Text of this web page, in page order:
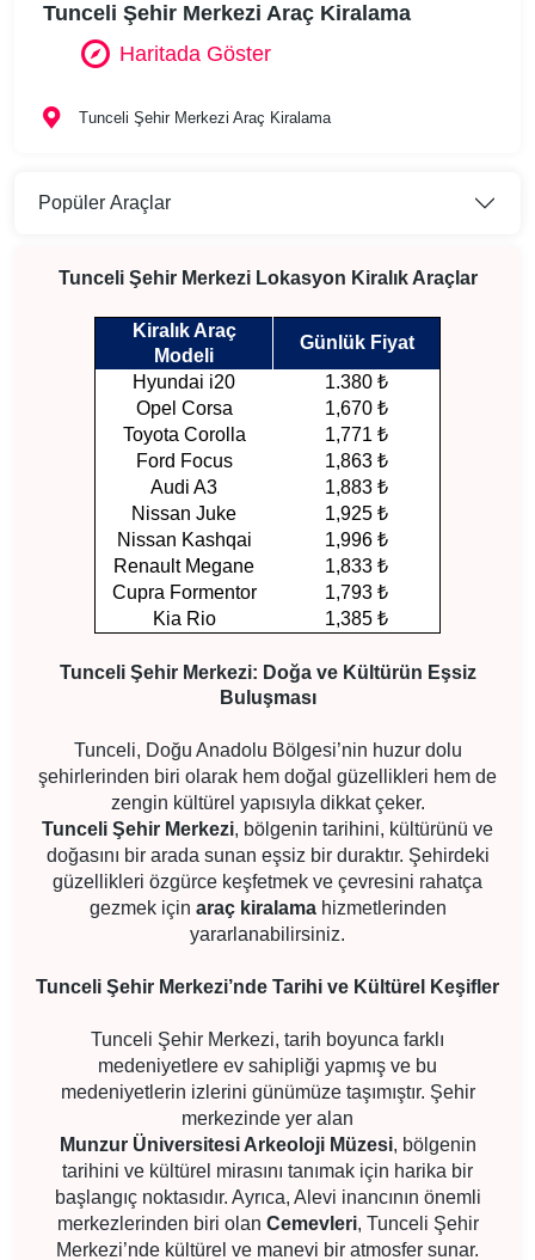
Tunceli Şehir Merkezi Lokasyon Kiralık Araçlar
Kiralık Araç
Modeli
Günlük Fiyat
Hyundai i20
1.380 ₺
Opel Corsa
1,670 ₺
Toyota Corolla
1,771 ₺
Ford Focus
1,863 ₺
Audi A3
1,883 ₺
Nissan Juke
1,925 ₺
Nissan Kashqai
1,996 ₺
Renault Megane
1,833 ₺
Cupra Formentor
1,793 ₺
Kia Rio
1,385 ₺
Tunceli Şehir Merkezi: Doğa ve Kültürün Eşsiz
Buluşması
Tunceli, Doğu Anadolu Bölgesi’nin huzur dolu
şehirlerinden biri olarak hem doğal güzellikleri hem de
zengin kültürel yapısıyla dikkat çeker.
Tunceli Şehir Merkezi, bölgenin tarihini, kültürünü ve
doğasını bir arada sunan eşsiz bir duraktır. Şehirdeki
güzellikleri özgürce keşfetmek ve çevresini rahatça
gezmek için araç kiralamahizmetlerinden
yararlanabilirsiniz.
Tunceli Şehir Merkezi’nde Tarihi ve Kültürel Keşifler
Tunceli Şehir Merkezi, tarih boyunca farklı
medeniyetlere ev sahipliği yapmış ve bu
medeniyetlerin izlerini günümüze taşımıştır. Şehir
merkezinde yer alan
Munzur Üniversitesi Arkeoloji Müzesi, bölgenin
tarihini ve kültürel mirasını tanımak için harika bir
başlangıç noktasıdır. Ayrıca, Alevi inancının önemli
merkezlerinden biri olan Cemevleri, Tunceli Şehir
Merkezi’nde kültürel ve manevi bir atmosfer sunar.
Tunceli Şehir Merkezi Araç Kiralama
Haritada Göster
Tunceli Şehir Merkezi Araç Kiralama
Popüler Araçlar